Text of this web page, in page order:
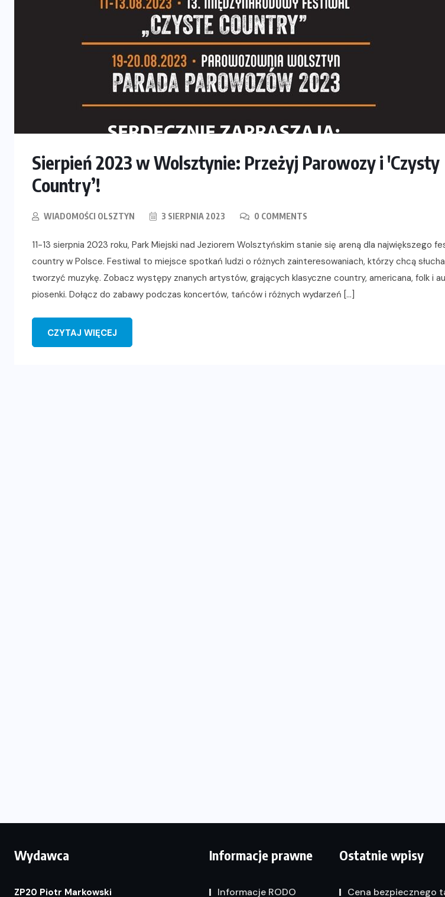
Sierpień 2023 w Wolsztynie: Przeżyj Parowozy i 'Czysty
Country’!
WIADOMOŚCI OLSZTYN 3 SIERPNIA 2023 0 COMMENTS
11-13 sierpnia 2023 roku, Park Miejski nad Jeziorem Wolsztyńskim stanie się areną dla największego
country w Polsce. Festiwal to miejsce spotkań ludzi o różnych zainteresowaniach, którzy chcą
tworzyć muzykę. Zobacz występy znanych artystów, grających klasyczne country, americana, folk i
piosenki. Dołącz do zabawy podczas koncertów, tańców i różnych wydarzeń […]
CZYTAJ WIĘCEJ
Wydawca
ZP20 Piotr Markowski
Informacje prawne
Informacje RODO
Ostatnie wpisy
Cena bezpiecznego